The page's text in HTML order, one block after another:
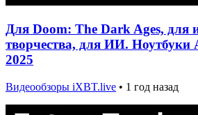
Для Doom: The Dark Ages, для
творчества, для ИИ. Ноутбуки
2025
Видеообзоры iXBT.live • 1 год назад